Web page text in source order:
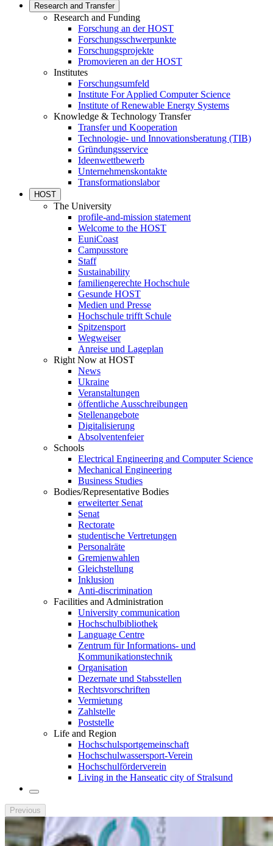
Research and Transfer
Research and Funding
Forschung an der HOST
Forschungsschwerpunkte
Forschungsprojekte
Promovieren an der HOST
Institutes
Forschungsumfeld
Institute For Applied Computer Science
Institute of Renewable Energy Systems
Knowledge & Technology Transfer
Transfer und Kooperation
Technologie- und Innovationsberatung (TIB)
Gründungsservice
Ideenwettbewerb
Unternehmenskontakte
Transformationslabor
HOST
The University
profile-and-mission statement
Welcome to the HOST
EuniCoast
Campusstore
Staff
Sustainability
familiengerechte Hochschule
Gesunde HOST
Medien und Presse
Hochschule trifft Schule
Spitzensport
Wegweiser
Anreise und Lageplan
Right Now at HOST
News
Ukraine
Veranstaltungen
öffentliche Ausschreibungen
Stellenangebote
Digitalisierung
Absolventenfeier
Schools
Electrical Engineering and Computer Science
Mechanical Engineering
Business Studies
Bodies/Representative Bodies
erweiterter Senat
Senat
Rectorate
studentische Vertretungen
Personalräte
Gremienwahlen
Gleichstellung
Inklusion
Anti-discrimination
Facilities and Administration
University communication
Hochschulbibliothek
Language Centre
Zentrum für Informations- und
Kommunikationstechnik
Organisation
Dezernate und Stabsstellen
Rechtsvorschriften
Vermietung
Zahlstelle
Poststelle
Life and Region
Hochschulsportgemeinschaft
Hochschulwassersport-Verein
Hochschulförderverein
Living in the Hanseatic city of Stralsund
Previous